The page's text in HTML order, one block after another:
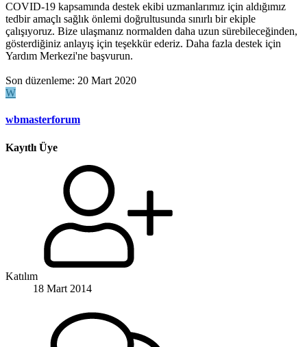
COVID-19 kapsamında destek ekibi uzmanlarımız için aldığımız
tedbir amaçlı sağlık önlemi doğrultusunda sınırlı bir ekiple
çalışıyoruz. Bize ulaşmanız normalden daha uzun sürebileceğinden,
gösterdiğiniz anlayış için teşekkür ederiz. Daha fazla destek için
Yardım Merkezi'ne başvurun.
Son düzenleme: 20 Mart 2020
W
wbmasterforum
Kayıtlı Üye
Katılım
18 Mart 2014